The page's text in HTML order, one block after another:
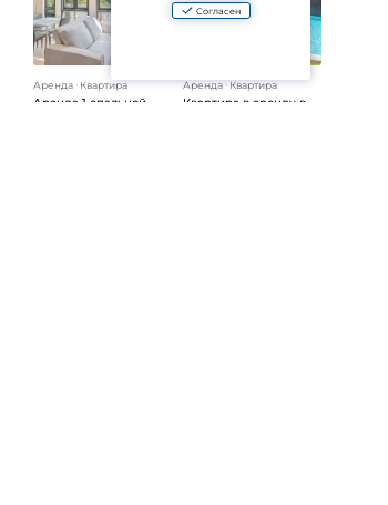
Аренда ᐧ Квартира
Аренда 1 спальной
АрендаᐧКвартира
Квартира в аренду в
Согласен